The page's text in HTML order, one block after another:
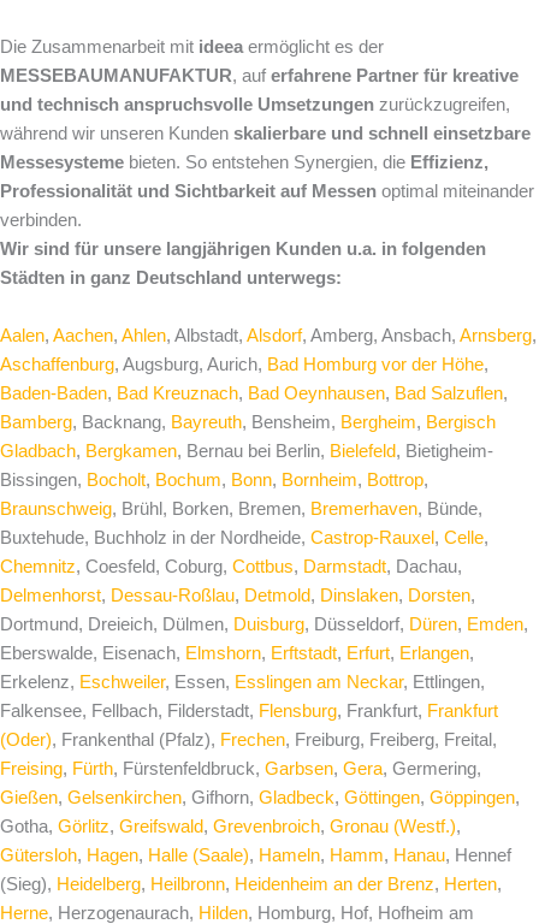
Die Zusammenarbeit mit ideea ermöglicht es der
MESSEBAUMANUFAKTUR, auf erfahrene Partner für kreative
und technisch anspruchsvolle Umsetzungen zurückzugreifen,
während wir unseren Kunden skalierbare und schnell einsetzbare
Messesysteme bieten. So entstehen Synergien, die Effizienz,
Professionalität und Sichtbarkeit auf Messen optimal miteinander
verbinden.
Wir sind für unsere langjährigen Kunden u.a. in folgenden
Städten in ganz Deutschland unterwegs:
Aalen, Aachen, Ahlen, Albstadt, Alsdorf, Amberg, Ansbach, Arnsberg,
Aschaffenburg, Augsburg, Aurich, Bad Homburg vor der Höhe,
Baden-Baden, Bad Kreuznach, Bad Oeynhausen, Bad Salzuflen,
Bamberg, Backnang, Bayreuth, Bensheim, Bergheim, Bergisch
Gladbach, Bergkamen, Bernau bei Berlin, Bielefeld, Bietigheim-
Bissingen, Bocholt, Bochum, Bonn, Bornheim, Bottrop,
Braunschweig, Brühl, Borken, Bremen, Bremerhaven, Bünde,
Buxtehude, Buchholz in der Nordheide, Castrop-Rauxel , Celle,
Chemnitz, Coesfeld, Coburg, Cottbus, Darmstadt, Dachau,
Delmenhorst, Dessau-Roßlau, Detmold, Dinslaken, Dorsten,
Dortmund, Dreieich, Dülmen, Duisburg, Düsseldorf, Düren, Emden,
Eberswalde, Eisenach, Elmshorn, Erftstadt, Erfurt, Erlangen,
Erkelenz, Eschweiler, Essen, Esslingen am Neckar, Ettlingen,
Falkensee, Fellbach, Filderstadt, Flensburg, Frankfurt, Frankfurt
(Oder), Frankenthal (Pfalz), Frechen, Freiburg, Freiberg, Freital,
Freising, Fürth, Fürstenfeldbruck, Garbsen, Gera, Germering,
Gießen, Gelsenkirchen, Gifhorn, Gladbeck, Göttingen, Göppingen,
Gotha, Görlitz, Greifswald, Grevenbroich, Gronau (Westf.),
Gütersloh, Hagen, Halle (Saale), Hameln, Hamm, Hanau, Hennef
(Sieg), Heidelberg, Heilbronn, Heidenheim an der Brenz, Herten,
Herne, Herzogenaurach, Hilden, Homburg, Hof, Hofheim am